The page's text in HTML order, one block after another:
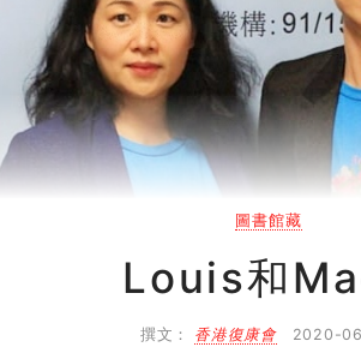
同行社區伙伴
搜尋自助組織
SHO專題
媒體報導
圖書館藏
Louis和
撰文： 香港復康會 2020-